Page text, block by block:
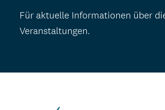
Für aktuelle Informationen über
Veranstaltungen.